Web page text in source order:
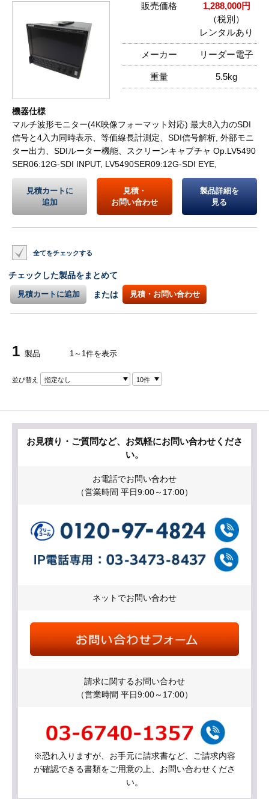
販売価格
1,288,000円
（税別）
レンタルあり
メーカー リーダー電子
重量 5.5kg
機器仕様
マルチ波形モニター(4K映像フォーマット対応) 最大8入力のSDI
信号と4入力同時表示、等価線長計測定、SDI信号解析, 外部モニ
ター出力、SDIルーター機能、スクリーンキャプチャ Op.LV5490
SER06:12G-SDI INPUT, LV5490SER09:12G-SDI EYE,
見積カートに
追加
見積・
お問い合わせ
製品詳細を
見る
全てをチェックする
チェックした製品をまとめて
見積カートに追加 または 見積・お問い合わせ
1 製品 1～1件を表示
並び替え 指定なし 10件
お見積り・ご質問など、お気軽にお問い合わせくださ
い。
お電話でお問い合わせ
（営業時間 平日9:00～17:00）
ネットでお問い合わせ
請求に関するお問い合わせ
（営業時間 平日9:00～17:00）
※恐れ入りますが、お手元に請求書など、ご請求内容
が確認できる書類をご用意の上、お問い合わせくださ
い。